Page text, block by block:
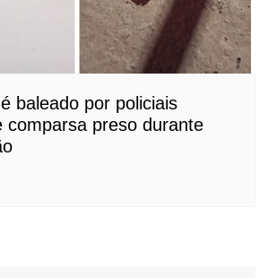
baleado por policiais
comparsa preso durante